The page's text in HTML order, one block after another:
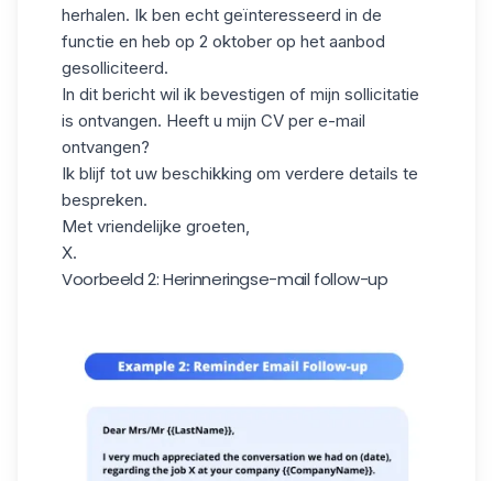
herhalen. Ik ben echt geïnteresseerd in de
functie en heb op 2 oktober op het aanbod
gesolliciteerd.
In dit bericht wil ik bevestigen of mijn sollicitatie
is ontvangen. Heeft u mijn CV per e-mail
ontvangen?
Ik blijf tot uw beschikking om verdere details te
bespreken.
Met vriendelijke groeten,
X.
Voorbeeld 2: Herinneringse-mail follow-up